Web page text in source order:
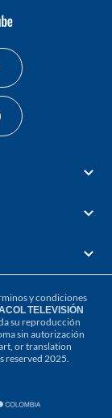
youtube-
y condiciones
TELEVISIÓN
su reproducción
sin autorización
or translation
2025.